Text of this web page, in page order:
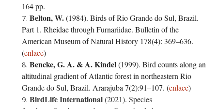
164 pp.
Belton, W.(1984). Birds of Rio Grande do Sul, Brazil.
Part 1. Rheidae through Furnariidae. Bulletin of the
American Museum of Natural History 178(4): 369–636.
(enlace)
Bencke, G. A. &A. Kindel(1999). Bird counts along an
altitudinal gradient of Atlantic forest in northeastern Rio
Grande do Sul, Brazil. Ararajuba 7(2):91–107. (enlace)
BirdLife International(2021). Species